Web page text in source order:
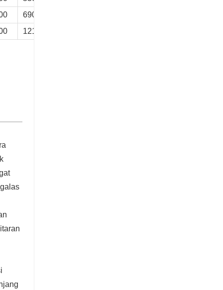
690000
1210000